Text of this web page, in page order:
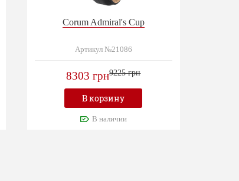
Corum Admiral's Cup
Артикул №21086
8303 грн9225 грн
В корзину
В наличии